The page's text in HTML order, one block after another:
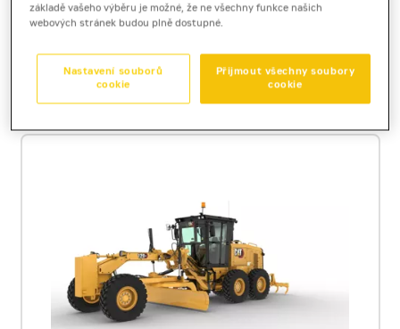
základě vašeho výběru je možné, že ne všechny funkce našich
webových stránek budou plně dostupné.
Přijmout všechny soubory
cookie
Nastavení souborů
cookie